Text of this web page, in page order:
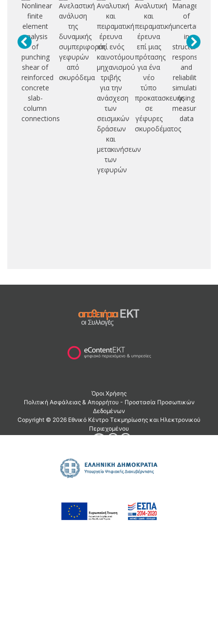
Nonlinear
finite
element
analysis
of
punching
shear of
reinforced
concrete
slab-
column
connections
Ανελαστική
ανάλυση
της
δυναμικής
συμπεριφοράς
γεφυρών
από
σκυρόδεμα
Αναλυτική
και
πειραματική
έρευνα
επί ενός
καινοτόμου
μηχανισμού
τριβής
για την
ανάσχεση
των
σεισμικών
δράσεων
και
μετακινήσεων
των
γεφυρών
Αναλυτική
και
πειραματική
έρευνα
επί μιας
πρότασης
για ένα
νέο
τύπο
προκατασκευής
σε
γέφυρες
σκυροδέματος
Management
of
uncertainties
in
structural
response
and
reliability
simulations
using
measured
data